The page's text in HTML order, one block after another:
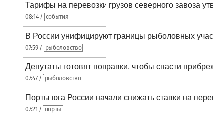
Тарифы на перевозки грузов северного завоза
08:14 / события
В России унифицируют границы рыболовных
07:59 / рыболовство
Депутаты готовят поправки, чтобы спасти
07:47 / рыболовство
Порты юга России начали снижать ставки на
07:21 / порты